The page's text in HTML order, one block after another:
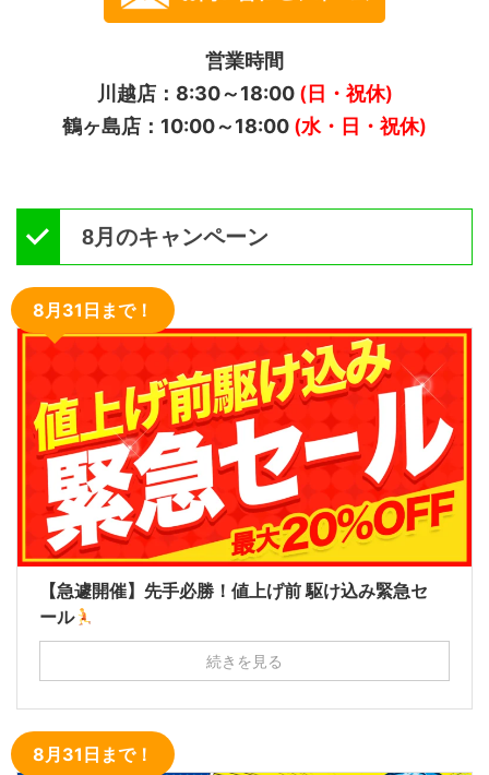
営業時間
川越店：8:30～18:00(日・祝休)
鶴ヶ島店：10:00～18:00 (水・日・祝休)
8月のキャンペーン
8月31日まで！
【急遽開催】先手必勝！値上げ前 駆け込み緊急セ
ール
続きを見る
8月31日まで！